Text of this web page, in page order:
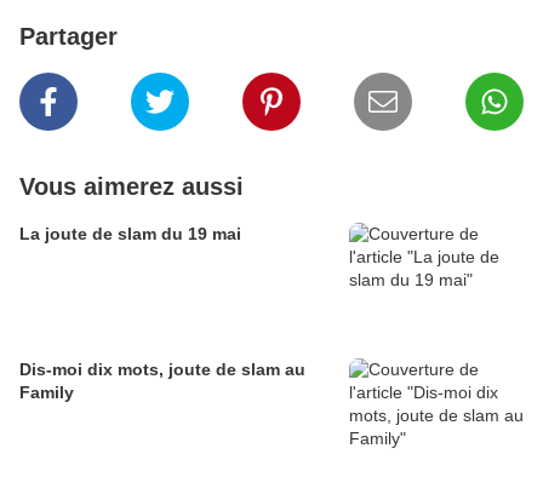
Partager
Vous aimerez aussi
La joute de slam du 19 mai
Dis-moi dix mots, joute de slam au
Family